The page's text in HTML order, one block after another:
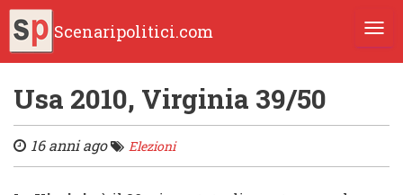
Scenaripolitici.com
Usa 2010, Virginia 39/50
16 anni ago Elezioni